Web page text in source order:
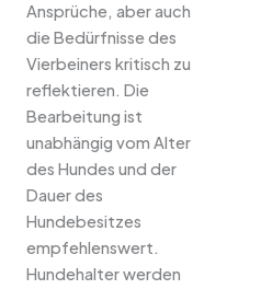
Ansprüche, aber auch
die Bedürfnisse des
Vierbeiners kritisch zu
reflektieren. Die
Bearbeitung ist
unabhängig vom Alter
des Hundes und der
Dauer des
Hundebesitzes
empfehlenswert.
Hundehalter werden